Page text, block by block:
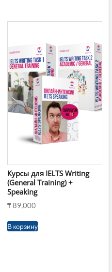
Курсы для IELTS Writing
(General Training) +
Speaking
₸89,000
В корзину